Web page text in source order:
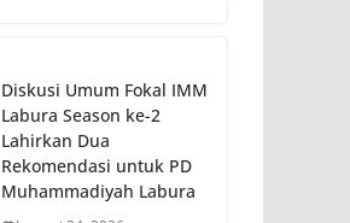
Diskusi Umum Fokal IMM
Labura Season ke-2
Lahirkan Dua
Rekomendasi untuk PD
Muhammadiyah Labura